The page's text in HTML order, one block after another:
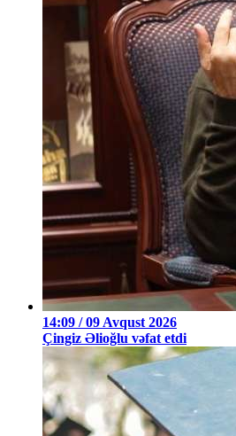
14:09 / 09 Avqust 2026
Çingiz Əlioğlu vəfat etdi